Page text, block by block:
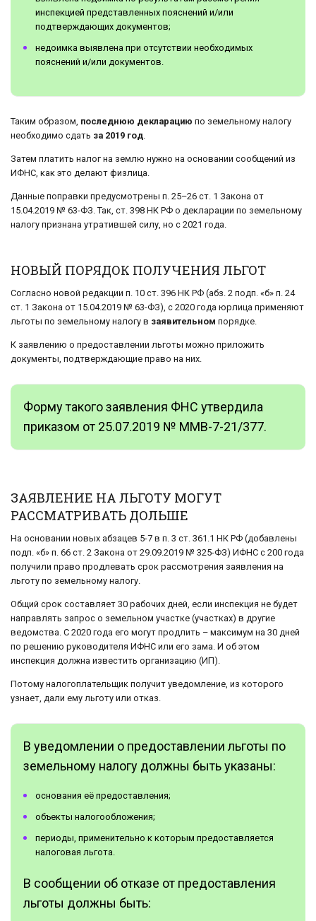
инспекцией представленных пояснений и/или
подтверждающих документов;
недоимка выявлена при отсутствии необходимых
пояснений и/или документов.
Таким образом, последнюю декларацию по земельному налогу
необходимо сдать за 2019 год
Затем платить налог на землю нужно на основании сообщений из
ИФНС, как это делают физлица.
Данные поправки предусмотрены п. 25–26 ст. 1 Закона от
15.04.2019 № 63-ФЗ. Так, ст. 398 НК РФ о декларации по земельному
налогу признана утратившей силу, но с 2021 года.
НОВЫЙ ПОРЯДОК ПОЛУЧЕНИЯ ЛЬГОТ
Согласно новой редакции п. 10 ст. 396 НК РФ (абз. 2 подп. «б» п. 24
ст. 1 Закона от 15.04.2019 № 63-ФЗ), с 2020 года юрлица применяют
льготы по земельному налогу в заявительном порядке.
К заявлению о предоставлении льготы можно приложить
документы, подтверждающие право на них.
Форму такого заявления ФНС утвердила
приказом от 25.07.2019 № ММВ-7-21/377.
ЗАЯВЛЕНИЕ НА ЛЬГОТУ МОГУТ
РАССМАТРИВАТЬ ДОЛЬШЕ
На основании новых абзацев 5-7 в п. 3 ст. 361.1 НК РФ (добавлены
подп. «б» п. 66 ст. 2 Закона от 29.09.2019 № 325-ФЗ) ИФНС с 200 года
получили право продлевать срок рассмотрения заявления на
льготу по земельному налогу.
Общий срок составляет 30 рабочих дней, если инспекция не будет
направлять запрос о земельном участке (участках) в другие
ведомства. С 2020 года его могут продлить – максимум на 30 дней
по решению руководителя ИФНС или его зама. И об этом
инспекция должна известить организацию (ИП).
Потому налогоплательщик получит уведомление, из которого
узнает, дали ему льготу или отказ.
В уведомлении о предоставлении льготы по
земельному налогу должны быть указаны:
основания её предоставления;
объекты налогообложения;
периоды, применительно к которым предоставляется
налоговая льгота.
В сообщении об отказе от предоставления
льготы должны быть: